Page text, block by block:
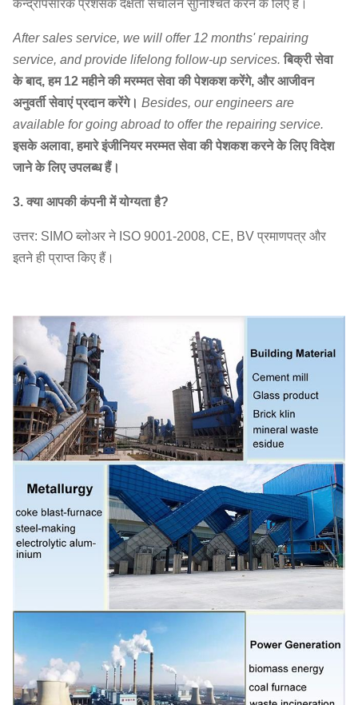
केन्द्रापसारक प्रशंसक दक्षता संचालन सुनिश्चित करने के लिए है।
After sales service, we will offer 12 months' repairing
service, and provide lifelong follow-up services. बिक्री सेवा
के बाद, हम 12 महीने की मरम्मत सेवा की पेशकश करेंगे, और आजीवन
अनुवर्ती सेवाएं प्रदान करेंगे। Besides, our engineers are
available for going abroad to offer the repairing service.
इसके अलावा, हमारे इंजीनियर मरम्मत सेवा की पेशकश करने के लिए विदेश
जाने के लिए उपलब्ध हैं।
3. क्या आपकी कंपनी में योग्यता है?
उत्तर: SIMO ब्लोअर ने ISO 9001-2008, CE, BV प्रमाणपत्र और
इतने ही प्राप्त किए हैं।